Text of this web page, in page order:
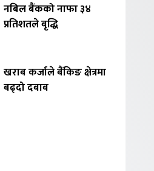
नबिल बैंकको नाफा ३४
प्रतिशतले बृद्धि
खराब कर्जाले बैंकिङ क्षेत्रमा
बढ्दो दबाब